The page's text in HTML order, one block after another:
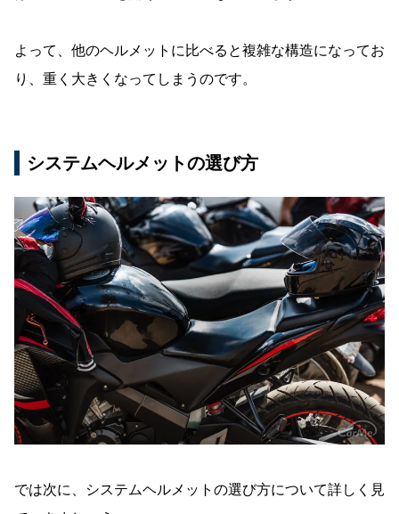
よって、他のヘルメットに比べると複雑な構造になってお
り、重く大きくなってしまうのです。
システムヘルメットの選び方
では次に、システムヘルメットの選び方について詳しく見